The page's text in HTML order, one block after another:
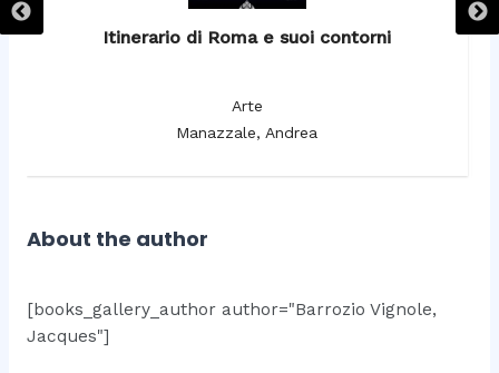
Itinerario di Roma e suoi contorni
Arte
Manazzale, Andrea
About the author
[books_gallery_author author="Barrozio Vignole,
Jacques"]